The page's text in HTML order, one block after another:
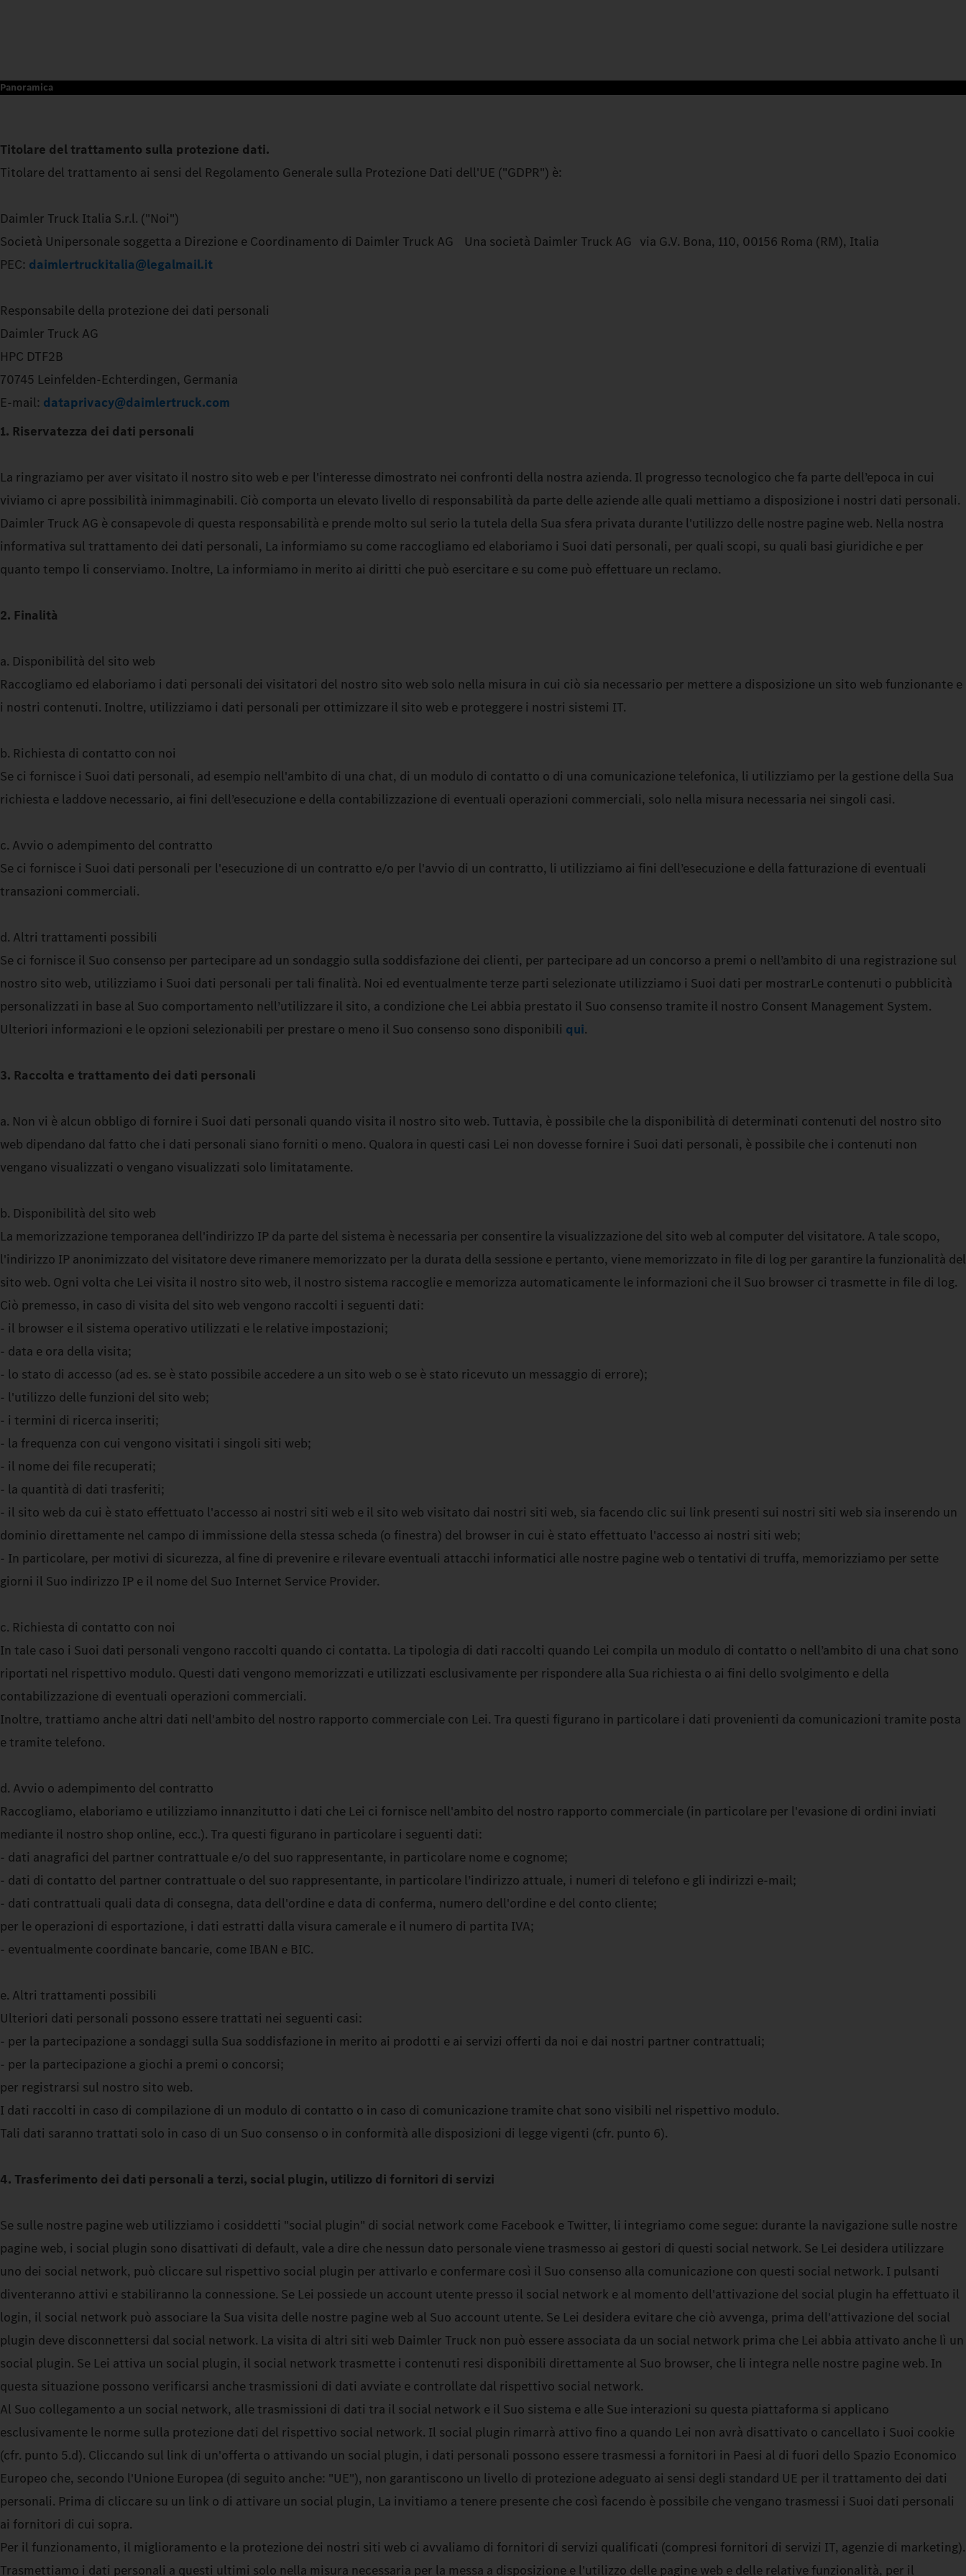
Panoramica
Titolare del trattamento sulla protezione dati.
Titolare del trattamento ai sensi del Regolamento Generale sulla Protezione Dati dell'UE ("GDPR") è:
Daimler Truck Italia S.r.l. ("Noi")
Società Unipersonale soggetta a Direzione e Coordinamento di Daimler Truck AG Una società Daimler Truck AG via G.V. Bona, 110, 00156 Roma (RM), Italia
PEC: daimlertruckitalia@legalmail.it
Responsabile della protezione dei dati personali
Daimler Truck AG
HPC DTF2B
70745 Leinfelden-Echterdingen, Germania
E-mail: dataprivacy@daimlertruck.com
1. Riservatezza dei dati personali
La ringraziamo per aver visitato il nostro sito web e per l'interesse dimostrato nei confronti della nostra azienda. Il progresso tecnologico che fa parte dell’epoca in cui
viviamo ci apre possibilità inimmaginabili. Ciò comporta un elevato livello di responsabilità da parte delle aziende alle quali mettiamo a disposizione i nostri dati personali.
Daimler Truck AG è consapevole di questa responsabilità e prende molto sul serio la tutela della Sua sfera privata durante l'utilizzo delle nostre pagine web. Nella nostra
informativa sul trattamento dei dati personali, La informiamo su come raccogliamo ed elaboriamo i Suoi dati personali, per quali scopi, su quali basi giuridiche e per
quanto tempo li conserviamo. Inoltre, La informiamo in merito ai diritti che può esercitare e su come può effettuare un reclamo.
2. Finalità
a. Disponibilità del sito web
Raccogliamo ed elaboriamo i dati personali dei visitatori del nostro sito web solo nella misura in cui ciò sia necessario per mettere a disposizione un sito web funzionante e
i nostri contenuti. Inoltre, utilizziamo i dati personali per ottimizzare il sito web e proteggere i nostri sistemi IT.
b. Richiesta di contatto con noi
Se ci fornisce i Suoi dati personali, ad esempio nell'ambito di una chat, di un modulo di contatto o di una comunicazione telefonica, li utilizziamo per la gestione della Sua
richiesta e laddove necessario, ai fini dell’esecuzione e della contabilizzazione di eventuali operazioni commerciali, solo nella misura necessaria nei singoli casi.
c. Avvio o adempimento del contratto
Se ci fornisce i Suoi dati personali per l'esecuzione di un contratto e/o per l'avvio di un contratto, li utilizziamo ai fini dell’esecuzione e della fatturazione di eventuali
transazioni commerciali.
d. Altri trattamenti possibili
Se ci fornisce il Suo consenso per partecipare ad un sondaggio sulla soddisfazione dei clienti, per partecipare ad un concorso a premi o nell’ambito di una registrazione sul
nostro sito web, utilizziamo i Suoi dati personali per tali finalità. Noi ed eventualmente terze parti selezionate utilizziamo i Suoi dati per mostrarLe contenuti o pubblicità
personalizzati in base al Suo comportamento nell’utilizzare il sito, a condizione che Lei abbia prestato il Suo consenso tramite il nostro Consent Management System.
Ulteriori informazioni e le opzioni selezionabili per prestare o meno il Suo consenso sono disponibili qui.
3. Raccolta e trattamento dei dati personali
a. Non vi è alcun obbligo di fornire i Suoi dati personali quando visita il nostro sito web. Tuttavia, è possibile che la disponibilità di determinati contenuti del nostro sito
web dipendano dal fatto che i dati personali siano forniti o meno. Qualora in questi casi Lei non dovesse fornire i Suoi dati personali, è possibile che i contenuti non
vengano visualizzati o vengano visualizzati solo limitatamente.
b. Disponibilità del sito web
La memorizzazione temporanea dell'indirizzo IP da parte del sistema è necessaria per consentire la visualizzazione del sito web al computer del visitatore. A tale scopo,
l'indirizzo IP anonimizzato del visitatore deve rimanere memorizzato per la durata della sessione e pertanto, viene memorizzato in file di log per garantire la funzionalità del
sito web. Ogni volta che Lei visita il nostro sito web, il nostro sistema raccoglie e memorizza automaticamente le informazioni che il Suo browser ci trasmette in file di log.
Ciò premesso, in caso di visita del sito web vengono raccolti i seguenti dati:
- il browser e il sistema operativo utilizzati e le relative impostazioni;
- data e ora della visita;
- lo stato di accesso (ad es. se è stato possibile accedere a un sito web o se è stato ricevuto un messaggio di errore);
- l'utilizzo delle funzioni del sito web;
- i termini di ricerca inseriti;
- la frequenza con cui vengono visitati i singoli siti web;
- il nome dei file recuperati;
- la quantità di dati trasferiti;
- il sito web da cui è stato effettuato l'accesso ai nostri siti web e il sito web visitato dai nostri siti web, sia facendo clic sui link presenti sui nostri siti web sia inserendo un
dominio direttamente nel campo di immissione della stessa scheda (o finestra) del browser in cui è stato effettuato l'accesso ai nostri siti web;
- In particolare, per motivi di sicurezza, al fine di prevenire e rilevare eventuali attacchi informatici alle nostre pagine web o tentativi di truffa, memorizziamo per sette
giorni il Suo indirizzo IP e il nome del Suo Internet Service Provider.
c. Richiesta di contatto con noi
In tale caso i Suoi dati personali vengono raccolti quando ci contatta. La tipologia di dati raccolti quando Lei compila un modulo di contatto o nell’ambito di una chat sono
riportati nel rispettivo modulo. Questi dati vengono memorizzati e utilizzati esclusivamente per rispondere alla Sua richiesta o ai fini dello svolgimento e della
contabilizzazione di eventuali operazioni commerciali.
Inoltre, trattiamo anche altri dati nell'ambito del nostro rapporto commerciale con Lei. Tra questi figurano in particolare i dati provenienti da comunicazioni tramite posta
e tramite telefono.
d. Avvio o adempimento del contratto
Raccogliamo, elaboriamo e utilizziamo innanzitutto i dati che Lei ci fornisce nell'ambito del nostro rapporto commerciale (in particolare per l'evasione di ordini inviati
mediante il nostro shop online, ecc.). Tra questi figurano in particolare i seguenti dati:
- dati anagrafici del partner contrattuale e/o del suo rappresentante, in particolare nome e cognome;
- dati di contatto del partner contrattuale o del suo rappresentante, in particolare l’indirizzo attuale, i numeri di telefono e gli indirizzi e-mail;
- dati contrattuali quali data di consegna, data dell'ordine e data di conferma, numero dell'ordine e del conto cliente;
per le operazioni di esportazione, i dati estratti dalla visura camerale e il numero di partita IVA;
- eventualmente coordinate bancarie, come IBAN e BIC.
e. Altri trattamenti possibili
Ulteriori dati personali possono essere trattati nei seguenti casi:
- per la partecipazione a sondaggi sulla Sua soddisfazione in merito ai prodotti e ai servizi offerti da noi e dai nostri partner contrattuali;
- per la partecipazione a giochi a premi o concorsi;
per registrarsi sul nostro sito web.
I dati raccolti in caso di compilazione di un modulo di contatto o in caso di comunicazione tramite chat sono visibili nel rispettivo modulo.
Tali dati saranno trattati solo in caso di un Suo consenso o in conformità alle disposizioni di legge vigenti (cfr. punto 6).
4. Trasferimento dei dati personali a terzi, social plugin, utilizzo di fornitori di servizi
Se sulle nostre pagine web utilizziamo i cosiddetti "social plugin" di social network come Facebook e Twitter, li integriamo come segue: durante la navigazione sulle nostre
pagine web, i social plugin sono disattivati di default, vale a dire che nessun dato personale viene trasmesso ai gestori di questi social network. Se Lei desidera utilizzare
uno dei social network, può cliccare sul rispettivo social plugin per attivarlo e confermare così il Suo consenso alla comunicazione con questi social network. I pulsanti
diventeranno attivi e stabiliranno la connessione. Se Lei possiede un account utente presso il social network e al momento dell'attivazione del social plugin ha effettuato il
login, il social network può associare la Sua visita delle nostre pagine web al Suo account utente. Se Lei desidera evitare che ciò avvenga, prima dell'attivazione del social
plugin deve disconnettersi dal social network. La visita di altri siti web Daimler Truck non può essere associata da un social network prima che Lei abbia attivato anche lì un
social plugin. Se Lei attiva un social plugin, il social network trasmette i contenuti resi disponibili direttamente al Suo browser, che li integra nelle nostre pagine web. In
questa situazione possono verificarsi anche trasmissioni di dati avviate e controllate dal rispettivo social network.
Al Suo collegamento a un social network, alle trasmissioni di dati tra il social network e il Suo sistema e alle Sue interazioni su questa piattaforma si applicano
esclusivamente le norme sulla protezione dati del rispettivo social network. Il social plugin rimarrà attivo fino a quando Lei non avrà disattivato o cancellato i Suoi cookie
(cfr. punto 5.d). Cliccando sul link di un'offerta o attivando un social plugin, i dati personali possono essere trasmessi a fornitori in Paesi al di fuori dello Spazio Economico
Europeo che, secondo l'Unione Europea (di seguito anche: "UE"), non garantiscono un livello di protezione adeguato ai sensi degli standard UE per il trattamento dei dati
personali. Prima di cliccare su un link o di attivare un social plugin, La invitiamo a tenere presente che così facendo è possibile che vengano trasmessi i Suoi dati personali
ai fornitori di cui sopra.
Per il funzionamento, il miglioramento e la protezione dei nostri siti web ci avvaliamo di fornitori di servizi qualificati (compresi fornitori di servizi IT, agenzie di marketing).
Trasmettiamo i dati personali a questi ultimi solo nella misura necessaria per la messa a disposizione e l'utilizzo delle pagine web e delle relative funzionalità, per il